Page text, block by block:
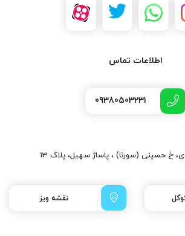
اطلاعات تماس
09380503231
خ حسینی (سورنا) ، پاساژ سهیل، پلاک 13
نقشه ویز